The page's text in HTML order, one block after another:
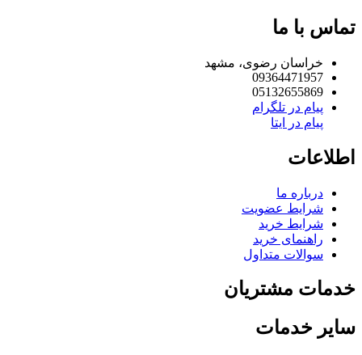
با ما
خراسان رضوی، مشهد
09364471957
05132655869
پیام در تلگرام
پیام در ایتا
درباره ما
شرایط عضویت
شرایط خرید
راهنمای خرید
سوالات متداول
مشتریان
خدمات